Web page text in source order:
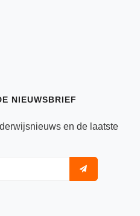
NIEUWSBRIEF
en de laatste